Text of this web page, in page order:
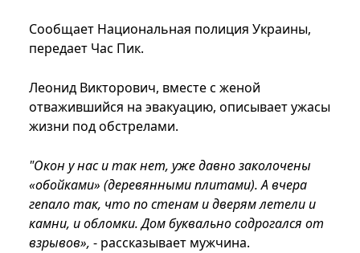
Сообщает Национальная полиция Украины,
передает Час Пик.
Леонид Викторович, вместе с женой
отважившийся на эвакуацию, описывает ужасы
жизни под обстрелами.
"Окон у нас и так нет, уже давно заколочены
«обойками» (деревянными плитами). А вчера
гепало так, что по стенам и дверям летели и
камни, и обломки. Дом буквально содрогался от
взрывов», - рассказывает мужчина.